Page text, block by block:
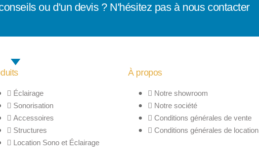
ou d'un devis ? N'hésitez pas à nous contacter
Éclairage
Sonorisation
Accessoires
Structures
Location Sono et Éclairage
À propos
Notre showroom
Notre société
Conditions générales de vente
Conditions générales de location